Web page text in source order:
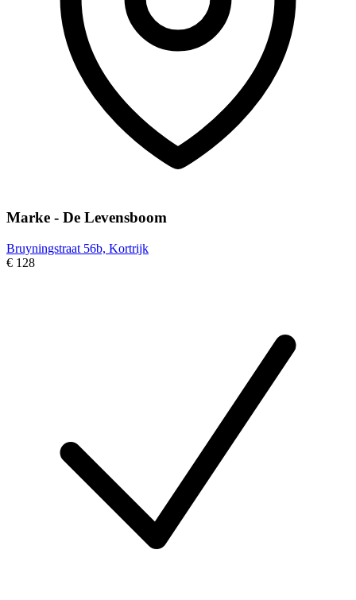
Marke - De Levensboom
Bruyningstraat 56b, Kortrijk
€ 128